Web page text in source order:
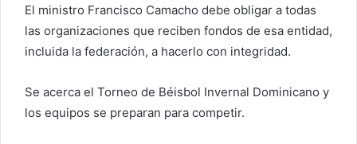
El ministro Francisco Camacho debe obligar a todas
las organizaciones que reciben fondos de esa entidad,
incluida la federación, a hacerlo con integridad.
Se acerca el Torneo de Béisbol Invernal Dominicano y
los equipos se preparan para competir.